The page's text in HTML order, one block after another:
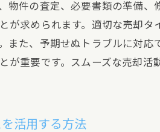
売却
売却
買主
物件の査定、必要書類の準備
が求められます。適切な売却
また、予期せぬトラブルに対
が重要です。スムーズな売却
活用する方法